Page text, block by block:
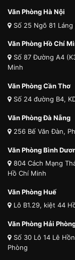
Văn Phòng Hà Nội
Số 25 Ngõ 81
Văn Phòng Hồ Chí
Số 87 Đường A4
Minh
Văn Phòng Cần Thơ
Số 24 đường B4,
Văn Phòng Đà Nẵng
256 Bế Văn Đàn,
Văn Phòng Bình
804 Cách Mạng
Hồ Chí Minh
Văn Phòng Huế
Lô B1.29, kiệt 44
Văn Phòng Hải
Số 30 Lô 14 Lê
Phòng